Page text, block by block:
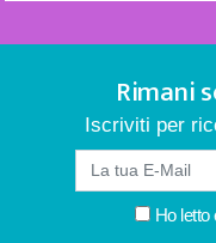
Rimani
Iscriviti per
Ho letto